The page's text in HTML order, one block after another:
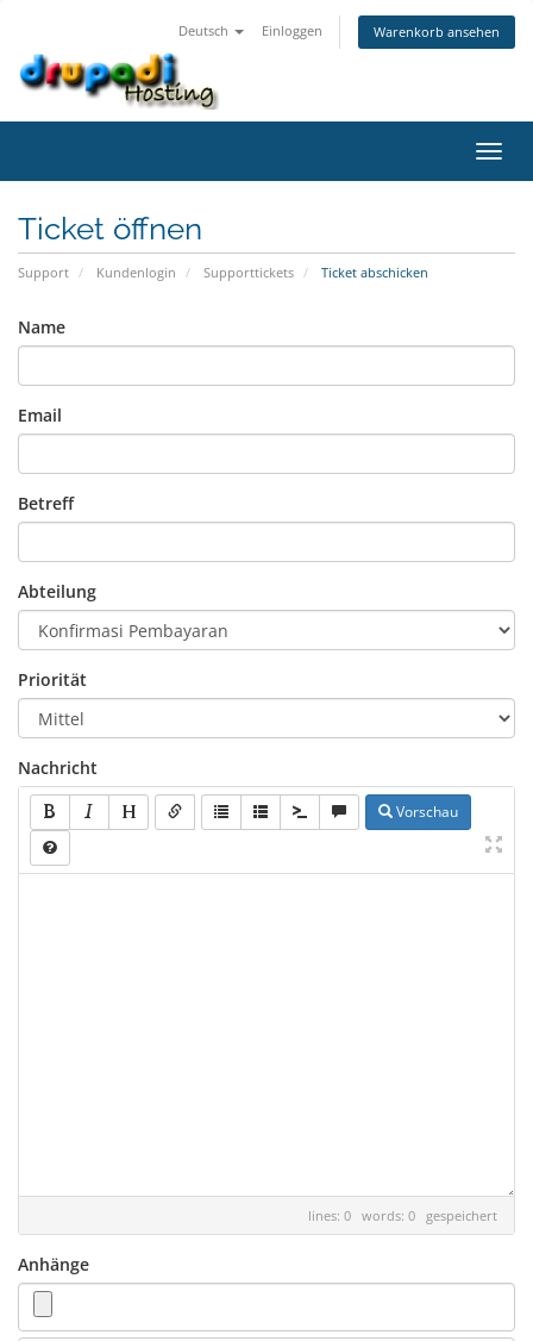
Deutsch Einloggen Warenkorb ansehen
ein-/
Ticket öffnen
Support Kundenlogin Supporttickets Ticket abschicken
Name
Email
Betreff
Abteilung
Priorität
Nachricht
Vorschau
lines: 0 words: 0 gespeichert
Anhänge